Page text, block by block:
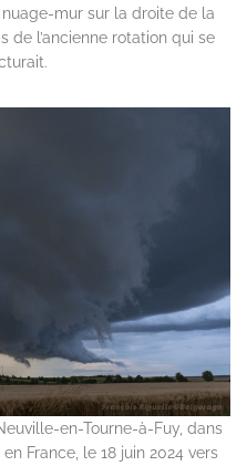
mur sur la droite de la
de l’ancienne rotation qui se
en-Tourne-à-Fuy, dans
France, le 18 juin 2024 vers